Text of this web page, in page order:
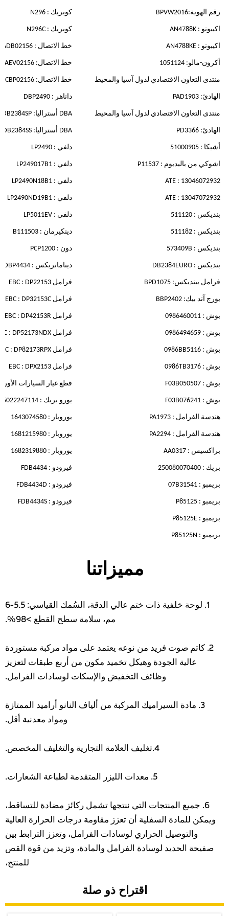
رقم الهوية:BPVW2016
اكيبونو : AN4788K
اكيبونو : AN4788KE
أكرون-مالو: 1051124
منتدى التعاون الاقتصادي لدول آسيا والمحيط
الهادئ: PAD1903
منتدى التعاون الاقتصادي لدول آسيا والمحيط
الهادئ: PD3366
أشيكا : 51000905
اشوكي من باليديوم : P11537
ATE : 13046072932
ATE : 13047072932
بنديكس : 511120
بنديكس : 511182
بنديكس : 573409B
بنديكس : DB2384EURO
فرامل بينديكس: BPD1075
بورج آند بيك: BBP2402
بوش : 0986460011
بوش : 0986494659
بوش : 0986BB5116
بوش : 0986TB3176
بوش : F03B050507
بوش : F03B076241
هندسة الفرامل : PA1973
هندسة الفرامل : PA2294
براكسيس : AA0317
بريك : 250080070400
بريمبو : 07B31541
بريمبو : P85125
بريمبو : P85125E
بريمبو : P85125N
كوبريك : N296
كوبريك : N296C
خط الاتصال : ADB02156
خط الاتصال: AEV02156
خط الاتصال: CBP02156
داناهر : DBP2490
DBA أستراليا: DB2384SP
DBA أستراليا: DB2384SS
دلفي : LP2490
دلفي : LP249017B1
دلفي : LP2490N18B1
دلفي : LP2490ND19B1
دلفي : LP5011EV
دينكيرمان : B111503
دون : PCP1200
ديناماتريكس : DBP4434
فرامل EBC : DP22153
فرامل EBC : DP32153C
فرامل EBC : DP42153R
فرامل EBC : DP52173NDX
فرامل EBC : DP82173RPX
فرامل EBC : DPX2153
قطع غيار السيارات الأوروبية :
يورو بريك : 55022247114
يوروبار : 1643074580
يوروبار : 1681215980
يوروبار : 1682319880
فيرودو : FDB4434
فيرودو : FDB4434D
فيرودو : FDB4434S
مميزاتنا
1. لوحة خلفية ذات ختم عالي الدقة، السُمك القياسي: 5.5-6
مم، سلامة سطح القطع >98%.
2. كاتم صوت فريد من نوعه يعتمد على مواد مركبة مستوردة
عالية الجودة وهيكل تخميد مكون من أربع طبقات لتعزيز
وظائف التخفيض والإسكات لوسادات الفرامل.
3. مادة السيراميك المركبة من ألياف النانو أراميد الممتازة
ومواد معدنية أقل.
4.تغليف العلامة التجارية والتغليف المخصص.
5. معدات الليزر المتقدمة لطباعة الشعارات.
6. جميع المنتجات التي ننتجها تشمل ركائز مضادة للتساقط،
ويمكن للمادة السفلية أن تعزز مقاومة درجات الحرارة العالية
والتوصيل الحراري لوسادات الفرامل، وتعزز الترابط بين
صفيحة الحديد لوسادة الفرامل والمادة، وتزيد من قوة القص
للمنتج،
اقتراح ذو صلة